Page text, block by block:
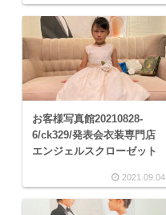
お客様写真館20210828-
6/ck329/発表会衣装専門店
エンジェルスクローゼット
2021.09.04